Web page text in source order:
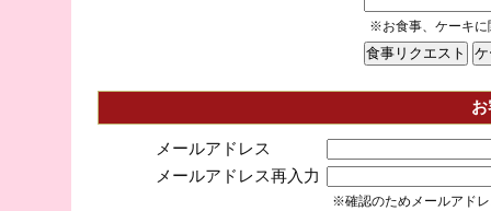
※お食事、ケーキに
メールアドレス
メールアドレス再入力
※確認のためメールアド